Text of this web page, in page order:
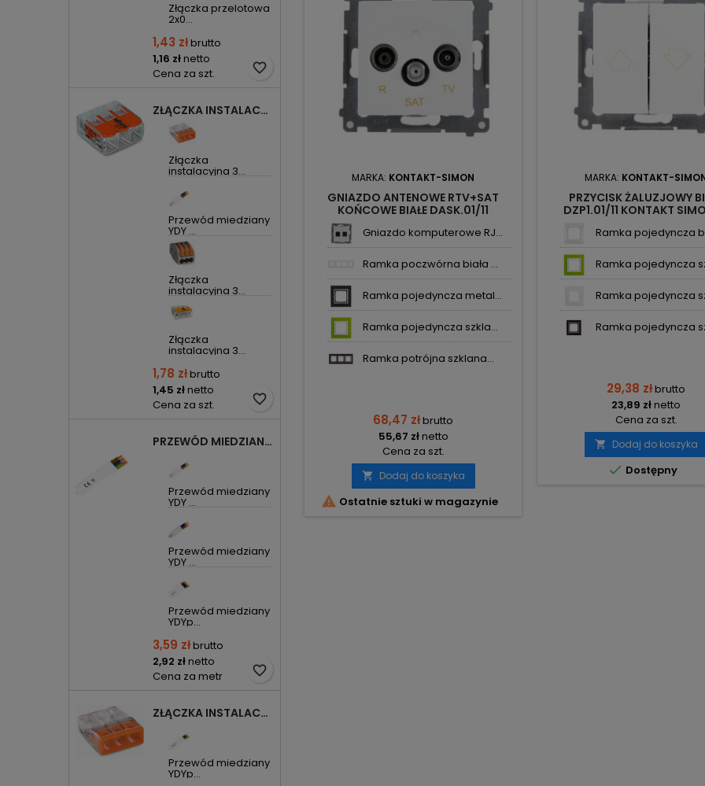
Złączka przelotowa
2x0...
1,43 złbrutto
1,16 złnetto
Cena za szt.
favorite_border
ZŁĄCZKA INSTALACYJNA 3X UNIWERSALNA COMPACT 221-413 WAGO
Złączka
instalacyjna 3...
Przewód miedziany
YDY ...
Złączka
instalacyjna 3...
Złączka
instalacyjna 3...
1,78 złbrutto
1,45 złnetto
Cena za szt.
favorite_border
PRZEWÓD MIEDZIANY YDYP DRUT 3X1,5MM2 ŻO 450/750V
Przewód miedziany
YDY ...
Przewód miedziany
YDY ...
Przewód miedziany
YDYp...
3,59 złbrutto
2,92 złnetto
Cena za metr
favorite_border
ZŁĄCZKA INSTALACYJNA 3X COMPACT POMARAŃCZOWA 2273-203 WAGO
Przewód miedziany
YDYp...
MARKA: KONTAKT-SIMON
GNIAZDO ANTENOWE RTV+SAT
KOŃCOWE BIAŁE DASK.01/11
Gniazdo komputerowe RJ...
Ramka poczwórna biała ...
Ramka pojedyncza metal...
Ramka pojedyncza szkla...
Ramka potrójna szklana...
68,47 złbrutto
55,67 złnetto
Cena za szt.
 Dodaj do koszyka
 Ostatnie sztuki w magazynie
MARKA: KONTAKT-
PRZYCISK ŻALUZJOWY
DZP1.01/11 KONTAKT
Ramka pojedyncza
Ramka pojedyncza
Ramka pojedyncza
Ramka pojedyncza
29,38 złbrutto
23,89 złnetto
Cena za szt.
 Dodaj do koszyka
 Dostępny